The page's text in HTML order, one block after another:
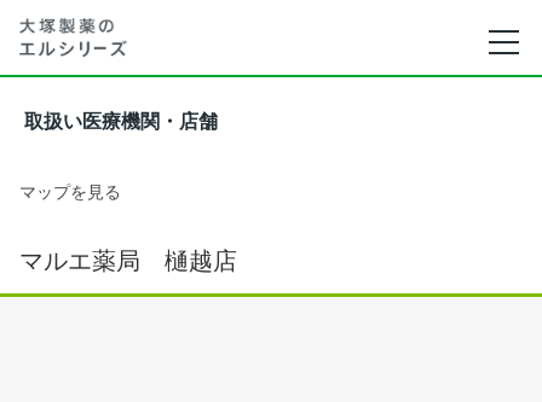
取扱い医療機関・店舗
マップを見る
マルエ薬局 樋越店